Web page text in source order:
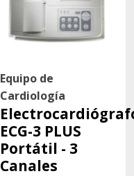
Equipo de
Cardiología
ECG-3 PLUS
Portátil - 3
Canales